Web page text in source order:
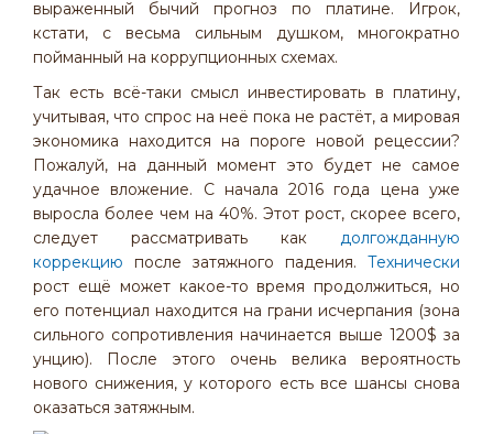
выраженный бычий прогноз по платине. Игрок,
кстати, с весьма сильным душком, многократно
пойманный на коррупционных схемах.
Так есть всё-таки смысл инвестировать в платину,
учитывая, что спрос на неё пока не растёт, а мировая
экономика находится на пороге новой рецессии?
Пожалуй, на данный момент это будет не самое
удачное вложение. С начала 2016 года цена уже
выросла более чем на 40%. Этот рост, скорее всего,
следует рассматривать как долгожданную
коррекцию после затяжного падения. Технически
рост ещё может какое-то время продолжиться, но
его потенциал находится на грани исчерпания (зона
сильного сопротивления начинается выше 1200$ за
унцию). После этого очень велика вероятность
нового снижения, у которого есть все шансы снова
оказаться затяжным.